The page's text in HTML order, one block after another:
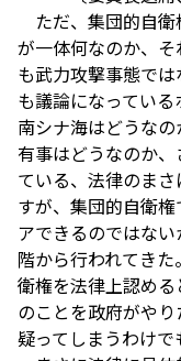
ただ、集団的自衛
が一体何なのか、
も武力攻撃事態で
も議論になっている
南シナ海はどうな
有事はどうなのか
ている、法律のま
すが、集団的自衛
アできるのではな
階から行われてき
衛権を法律上認め
のことを政府がや
疑ってしまうわけで